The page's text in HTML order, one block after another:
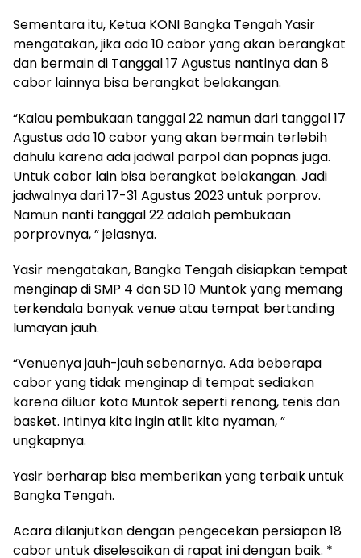
Sementara itu, Ketua KONI Bangka Tengah Yasir
mengatakan, jika ada 10 cabor yang akan berangkat
dan bermain di Tanggal 17 Agustus nantinya dan 8
cabor lainnya bisa berangkat belakangan.
“Kalau pembukaan tanggal 22 namun dari tanggal 17
Agustus ada 10 cabor yang akan bermain terlebih
dahulu karena ada jadwal parpol dan popnas juga.
Untuk cabor lain bisa berangkat belakangan. Jadi
jadwalnya dari 17-31 Agustus 2023 untuk porprov.
Namun nanti tanggal 22 adalah pembukaan
porprovnya, ” jelasnya.
Yasir mengatakan, Bangka Tengah disiapkan tempat
menginap di SMP 4 dan SD 10 Muntok yang memang
terkendala banyak venue atau tempat bertanding
lumayan jauh.
“Venuenya jauh-jauh sebenarnya. Ada beberapa
cabor yang tidak menginap di tempat sediakan
karena diluar kota Muntok seperti renang, tenis dan
basket. Intinya kita ingin atlit kita nyaman, ”
ungkapnya.
Yasir berharap bisa memberikan yang terbaik untuk
Bangka Tengah.
Acara dilanjutkan dengan pengecekan persiapan 18
cabor untuk diselesaikan di rapat ini dengan baik. *